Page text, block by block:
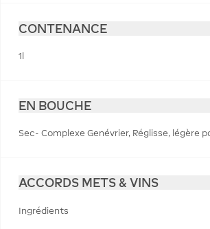
CONTENANCE
1l
EN BOUCHE
Sec- Complexe Genévrier, Réglisse, légère
ACCORDS METS & VINS
Ingrédients